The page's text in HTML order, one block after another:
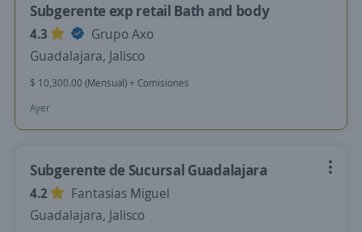
Subgerente exp retail Bath and body
4.3
Grupo Axo
Guadalajara, Jalisco
$ 10,300.00 (Mensual) + Comisiones
Ayer
Subgerente de Sucursal Guadalajara
4.2
Fantasias Miguel
Guadalajara, Jalisco